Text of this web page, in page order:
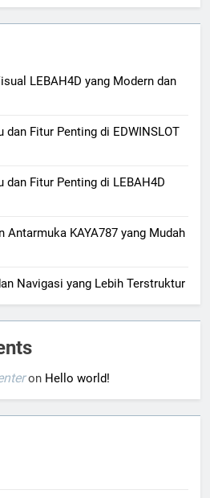
LEBAH4D yang Modern dan
dan Fitur Penting di EDWINSLOT
dan Fitur Penting di LEBAH4D
Antarmuka KAYA787 yang Mudah
Navigasi yang Lebih Terstruktur
on Hello world!